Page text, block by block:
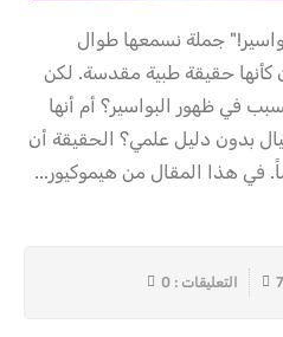
جملة نسمعها طوال
كأنها حقيقة طبية مقدسة. لكن
في ظهور البواسير؟ أم أنها
بدون دليل علمي؟ الحقيقة أن
في هذا المقال من هيموكيور...
التعليقات : 0